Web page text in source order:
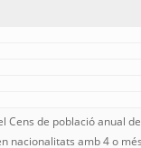
Cens de població anual
nacionalitats amb 4 o